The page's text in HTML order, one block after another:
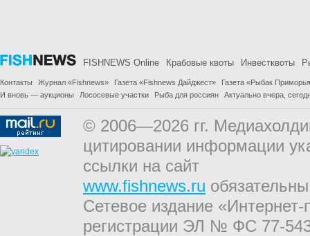
FISHNEWS Online Крабовые квоты Инвестквоты
Контакты Журнал «Fishnews» Газета «Fishnews Дайджест»
Газета «Рыбак
И вновь — аукционы
Лососевые участки Рыба для россиян Актуально вчера,
© 2006—2026 гг.
цитировании информации
ссылки на сайт
www.fishnews.ru
Сетевое издание
регистрации ЭЛ № ФС 77-